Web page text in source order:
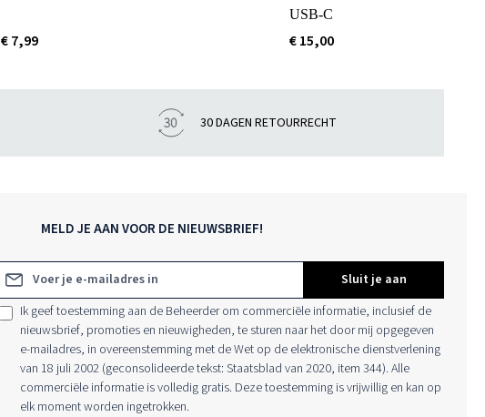
€ 7,99
USB-C
€ 15,00
30 DAGEN RETOURRECHT
MELD JE AAN VOOR DE NIEUWSBRIEF!
E-mailadres*
Sluit je aan
Ik geef toestemming aan de Beheerder om commerciële informatie, inclusief de
nieuwsbrief, promoties en nieuwigheden, te sturen naar het door mij opgegeven
e-mailadres, in overeenstemming met de Wet op de elektronische dienstverlening
van 18 juli 2002 (geconsolideerde tekst: Staatsblad van 2020, item 344). Alle
commerciële informatie is volledig gratis. Deze toestemming is vrijwillig en kan op
elk moment worden ingetrokken.